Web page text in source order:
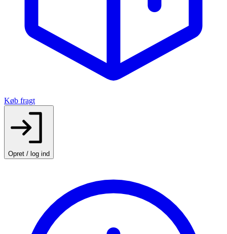
Køb fragt
Opret / log ind